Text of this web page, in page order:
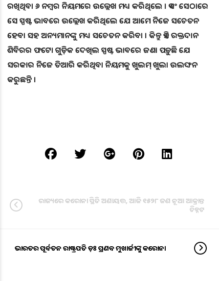
ରଖିଥିବା ୬ ନମ୍ବର ନିୟମରେ ଉଲ୍ଲେଖ ମଧ୍ୟ କରିଥିଲେ । ଏବଂ ସେଠାରେ
ସେ ସ୍ପଷ୍ଟ ଭାବରେ ଉଲ୍ଲେଖ କରିଥିଲେ ଯେ ଆମେ ନିଜେ ସଚେତନ
ହେବା ସହ ଅନ୍ୟମାନଙ୍କୁ ମଧ୍ୟ ସଚେତନ କରିବା । କିନ୍ତୁ ଏହି ରକ୍ତଦାନ
ଶିବିରର ଫଟୋ ଗୁଡ଼ିକ ଦେଖିଲ ସ୍ପଷ୍ଟ ଭାବରେ ଜଣା ପଡ଼ୁଛି ଯେ
ସରକାର ନିଜେ ତିଆରି କରିଥିବା ନିୟମକୁ ଖୁଲମ୍ ଖୁଲା ଉଲଙ୍ଘନ
କରୁଛନ୍ତି ।
ରାଜ୍ୟରେ କରୋନା ସ୍ଥିତି ଅଣାୟତ୍ତ, ଆଜି ୧୫୨୮ ଜଣ ନୂଆ ଆକ୍ରାନ୍ତ
ଚିହ୍ନଟ
ଭାରତର ପୂର୍ବତନ ରାଷ୍ଟ୍ରପତି ଡ଼ଃ ପ୍ରଣବ ମୁଖାର୍ଜୀଙ୍କୁ କରୋନା